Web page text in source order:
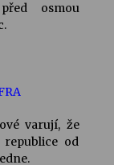
osmou
varují, že
od